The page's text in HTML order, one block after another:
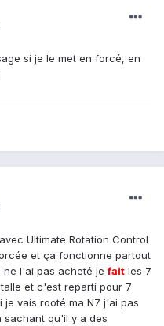
si je le met en forcé, en
Ultimate Rotation Control
et ça fonctionne partout
ne l'ai pas acheté jefait les 7
et c'est reparti pour 7
je vais rooté ma N7 j'ai pas
sachant qu'il y a des